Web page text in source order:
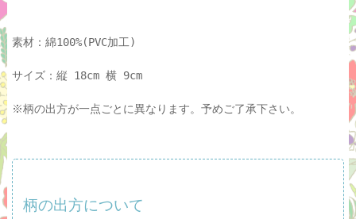
素材：綿100%(PVC加工)
サイズ：縦 18cm 横 9cm
※柄の出方が一点ごとに異なります。予めご了承下さい。
柄の出方について